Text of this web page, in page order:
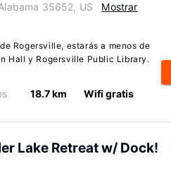
35652, US
Mostrar
Rogersville, estarás a menos de
Hall y Rogersville Public Library.
18.7 km Wifi gratis
Lake Retreat w/ Dock!